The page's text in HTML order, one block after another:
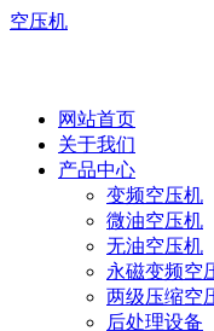
空压机
网站首页
关于我们
产品中心
变频空压机
微油空压机
无油空压机
永磁变频空
两级压缩空
后处理设备